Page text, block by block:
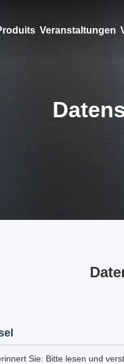
Veranstaltungen
Sie: Bitte lesen und